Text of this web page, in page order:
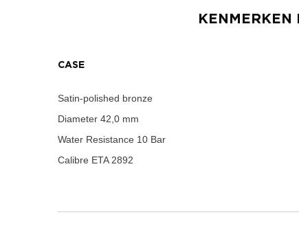
KENMERKEN
CASE
Satin-polished bronze
Diameter 42,0 mm
Water Resistance 10 Bar
Calibre ETA 2892